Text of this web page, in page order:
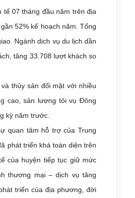
tế 07 tháng đầu năm trên địa
52% kế hoạch năm. Tổng
Ngành dịch vụ du lịch dần
tăng 33.708 lượt khách so
thủy sản đối mặt với nhiều
cao, sản lượng tỏi vụ Đông
kỳ năm trước.
quan tâm hỗ trợ của Trung
phát triển khá toàn diện trên
của huyện tiếp tục giữ mức
thương mại – dịch vụ tăng
triển của địa phương, đời